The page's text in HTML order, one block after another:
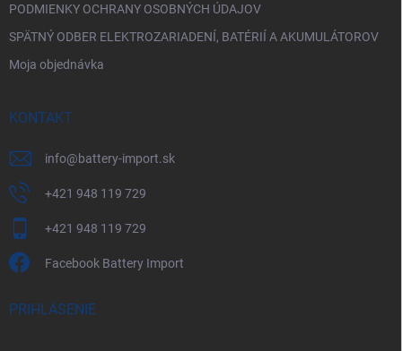
PODMIENKY OCHRANY OSOBNÝCH ÚDAJOV
SPÄTNÝ ODBER ELEKTROZARIADENÍ, BATÉRIÍ A AKUMULÁTOROV
Moja objednávka
KONTAKT
info@battery-import.sk
+421 948 119 729
+421 948 119 729
Facebook Battery Import
PRIHLÁSENIE